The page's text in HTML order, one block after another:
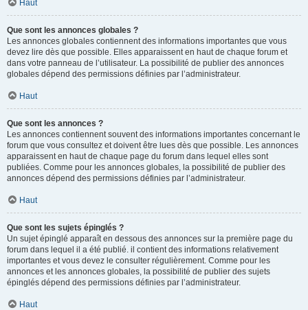
Haut
Que sont les annonces globales ?
Les annonces globales contiennent des informations importantes que vous
devez lire dès que possible. Elles apparaissent en haut de chaque forum et
dans votre panneau de l’utilisateur. La possibilité de publier des annonces
globales dépend des permissions définies par l’administrateur.
Haut
Que sont les annonces ?
Les annonces contiennent souvent des informations importantes concernant le
forum que vous consultez et doivent être lues dès que possible. Les annonces
apparaissent en haut de chaque page du forum dans lequel elles sont
publiées. Comme pour les annonces globales, la possibilité de publier des
annonces dépend des permissions définies par l’administrateur.
Haut
Que sont les sujets épinglés ?
Un sujet épinglé apparaît en dessous des annonces sur la première page du
forum dans lequel il a été publié. il contient des informations relativement
importantes et vous devez le consulter régulièrement. Comme pour les
annonces et les annonces globales, la possibilité de publier des sujets
épinglés dépend des permissions définies par l’administrateur.
Haut